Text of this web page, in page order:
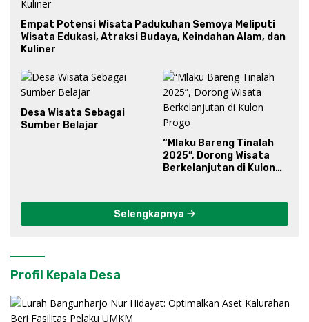
Empat Potensi Wisata Padukuhan Semoya Meliputi
Wisata Edukasi, Atraksi Budaya, Keindahan Alam, dan
Kuliner
Desa Wisata Sebagai
Sumber Belajar
“Mlaku Bareng Tinalah
2025”, Dorong Wisata
Berkelanjutan di Kulon
Selengkapnya
Profil Kepala Desa